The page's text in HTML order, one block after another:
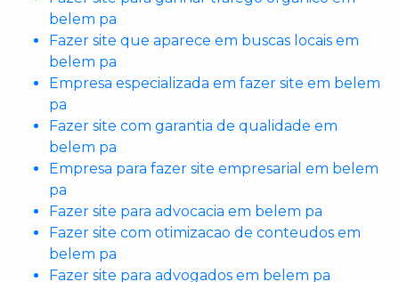
belem pa
Fazer site que aparece em buscas locais em
belem pa
Empresa especializada em fazer site em belem
pa
Fazer site com garantia de qualidade em
belem pa
Empresa para fazer site empresarial em belem
pa
Fazer site para advocacia em belem pa
Fazer site com otimizacao de conteudos em
belem pa
Fazer site para advogados em belem pa